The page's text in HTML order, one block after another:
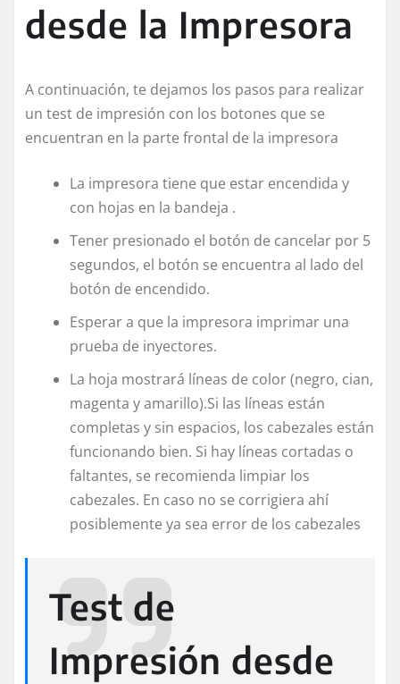
desde la Impresora
A continuación, te dejamos los pasos para realizar
un test de impresión con los botones que se
encuentran en la parte frontal de la impresora
La impresora tiene que estar encendida y
con hojas en la bandeja .
Tener presionado el botón de cancelar por 5
segundos, el botón se encuentra al lado del
botón de encendido.
Esperar a que la impresora imprimar una
prueba de inyectores.
La hoja mostrará líneas de color (negro, cian,
magenta y amarillo).Si las líneas están
completas y sin espacios, los cabezales están
funcionando bien. Si hay líneas cortadas o
faltantes, se recomienda limpiar los
cabezales. En caso no se corrigiera ahí
posiblemente ya sea error de los cabezales
Test de
Impresión desde